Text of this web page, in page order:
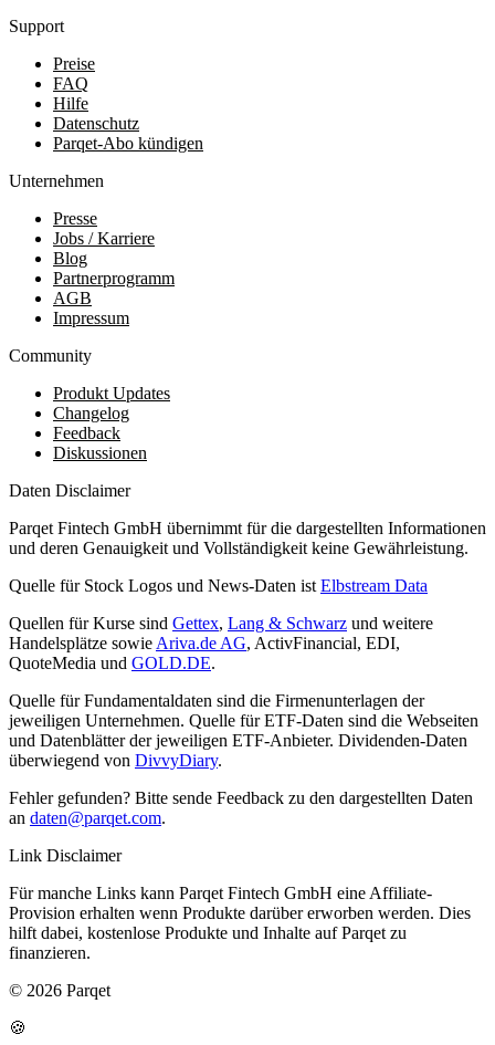
Support
Preise
FAQ
Hilfe
Datenschutz
Parqet-Abo kündigen
Unternehmen
Presse
Jobs / Karriere
Blog
Partnerprogramm
AGB
Impressum
Community
Produkt Updates
Changelog
Feedback
Diskussionen
Daten Disclaimer
Parqet Fintech GmbH übernimmt für die dargestellten Informationen
und deren Genauigkeit und Vollständigkeit keine Gewährleistung.
Quelle für Stock Logos und News-Daten istElbstream Data
Quellen für Kurse sind Gettex, Lang & Schwarz und weitere
Handelsplätze sowieAriva.de AG, ActivFinancial, EDI,
QuoteMedia und GOLD.DE.
Quelle für Fundamentaldaten sind die Firmenunterlagen der
jeweiligen Unternehmen. Quelle für ETF-Daten sind die Webseiten
und Datenblätter der jeweiligen ETF-Anbieter. Dividenden-Daten
überwiegend von DivvyDiary.
Fehler gefunden? Bitte sende Feedback zu den dargestellten Daten
an daten@parqet.com.
Link Disclaimer
Für manche Links kann Parqet Fintech GmbH eine Affiliate-
Provision erhalten wenn Produkte darüber erworben werden. Dies
hilft dabei, kostenlose Produkte und Inhalte auf Parqet zu
finanzieren.
© 2026 Parqet
🍪